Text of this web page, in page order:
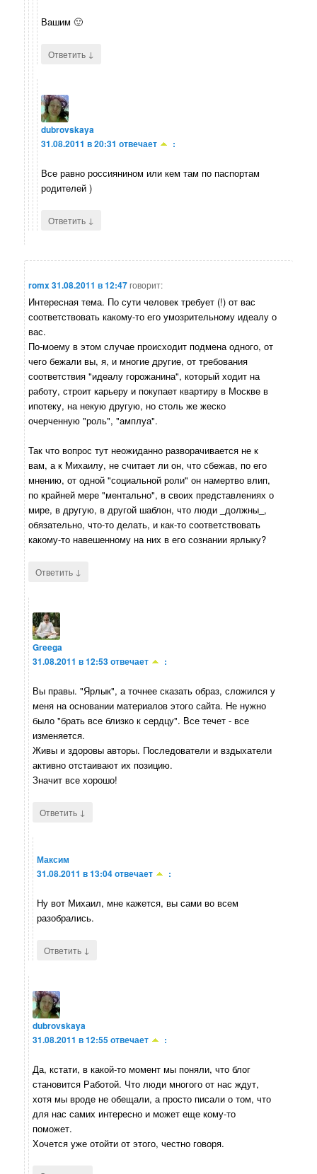
Вашим 🙂
Ответить ↓
dubrovskaya
31.08.2011 в 20:31 отвечает :
Все равно россиянином или кем там по паспортам
родителей )
Ответить ↓
romx31.08.2011 в 12:47говорит:
Интересная тема. По сути человек требует (!) от вас
соответствовать какому-то его умозрительному идеалу о
вас.
По-моему в этом случае происходит подмена одного, от
чего бежали вы, я, и многие другие, от требования
соответствия "идеалу горожанина", который ходит на
работу, строит карьеру и покупает квартиру в Москве в
ипотеку, на некую другую, но столь же жеско
очерченную "роль", "амплуа".
Так что вопрос тут неожиданно разворачивается не к
вам, а к Михаилу, не считает ли он, что сбежав, по его
мнению, от одной "социальной роли" он намертво влип,
по крайней мере "ментально", в своих представлениях о
мире, в другую, в другой шаблон, что люди _должны_,
обязательно, что-то делать, и как-то соответствовать
какому-то навешенному на них в его сознании ярлыку?
Ответить ↓
Greega
31.08.2011 в 12:53отвечает :
Вы правы. "Ярлык", а точнее сказать образ, сложился у
меня на основании материалов этого сайта. Не нужно
было "брать все близко к сердцу". Все течет - все
изменяется.
Живы и здоровы авторы. Последователи и вздыхатели
активно отстаивают их позицию.
Значит все хорошо!
Ответить ↓
Максим
31.08.2011 в 13:04отвечает :
Ну вот Михаил, мне кажется, вы сами во всем
разобрались.
Ответить ↓
dubrovskaya
31.08.2011 в 12:55отвечает :
Да, кстати, в какой-то момент мы поняли, что блог
становится Работой. Что люди многого от нас ждут,
хотя мы вроде не обещали, а просто писали о том, что
для нас самих интересно и может еще кому-то
поможет.
Хочется уже отойти от этого, честно говоря.